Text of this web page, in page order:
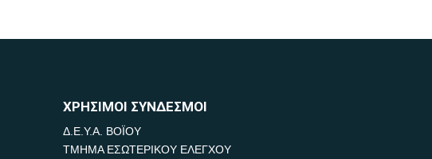
ΧΡΗΣΙΜΟΙ ΣΥΝΔΕΣΜΟΙ
Δ.Ε.Υ.Α. ΒΟΪΟΥ
ΤΜΗΜΑ ΕΣΩΤΕΡΙΚΟΥ ΕΛΕΓΧΟΥ